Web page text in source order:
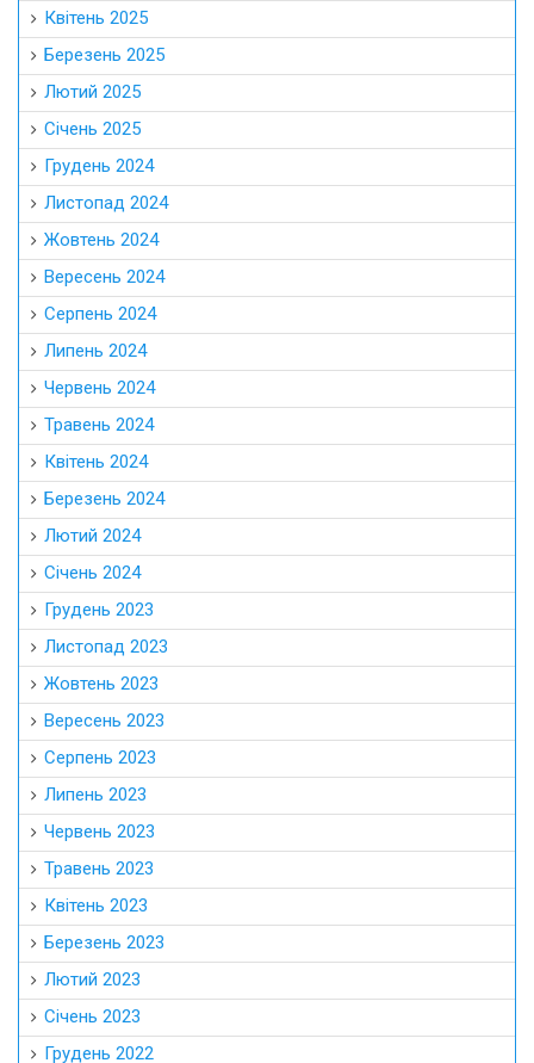
Квітень 2025
Березень 2025
Лютий 2025
Січень 2025
Грудень 2024
Листопад 2024
Жовтень 2024
Вересень 2024
Серпень 2024
Липень 2024
Червень 2024
Травень 2024
Квітень 2024
Березень 2024
Лютий 2024
Січень 2024
Грудень 2023
Листопад 2023
Жовтень 2023
Вересень 2023
Серпень 2023
Липень 2023
Червень 2023
Травень 2023
Квітень 2023
Березень 2023
Лютий 2023
Січень 2023
Грудень 2022